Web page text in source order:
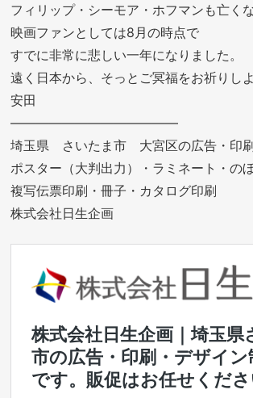
フィリップ・シーモア・ホフマンも亡く
映画ファンとしては8月の時点で
すでに非常に悲しい一年になりました。
遠く日本から、そっとご冥福をお祈りし
安田
—————————————
埼玉県 さいたま市 大宮区の広告・印
ポスター（大判出力）・ラミネート・の
複写伝票印刷・冊子・カタログ印刷
株式会社日生企画